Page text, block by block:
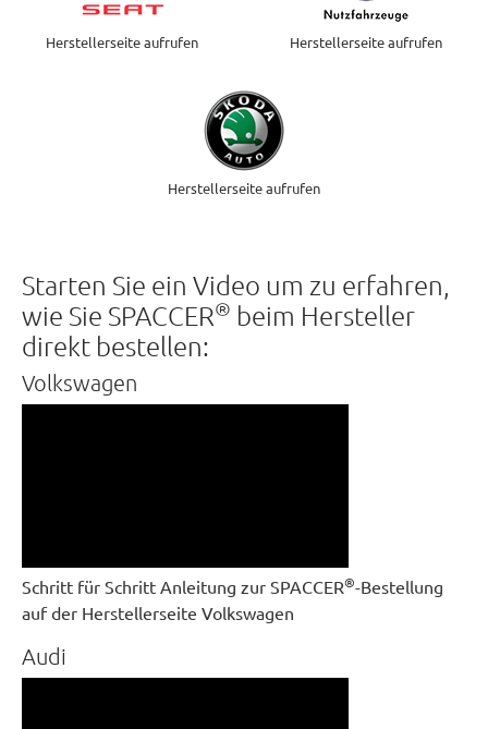
Herstellerseite aufrufen Herstellerseite aufrufen
Herstellerseite aufrufen
Starten Sie ein Video um zu erfahren,
wie Sie SPACCER® beim Hersteller
direkt bestellen:
Volkswagen
Schritt für Schritt Anleitung zur SPACCER®-Bestellung
auf der Herstellerseite Volkswagen
Audi